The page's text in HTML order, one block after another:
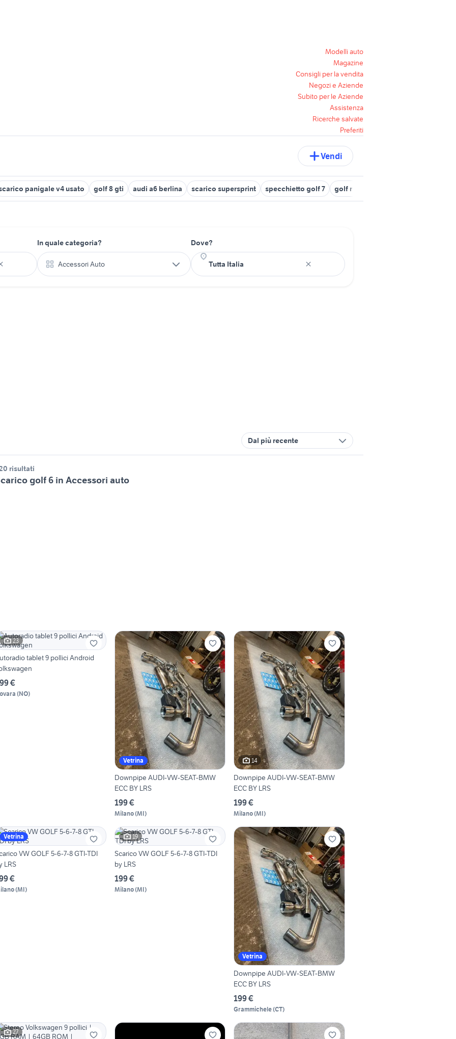
Modelli auto
Magazine
Consigli per la vendita
Negozi e Aziende
Subito per le Aziende
Assistenza
Ricerche salvate
Preferiti
Vendi
panigale v4 usato golf 8 gti audi a6 berlina scarico supersprint specchietto golf 7 golf r 300 cv
In quale categoria?
Accessori Auto
Dove?
Dal più recente
risultati
golf 6 in Accessori auto
23
tablet 9 pollici Android
€
(NO)
Vetrina
Downpipe AUDI-VW-SEAT-BMW
ECC BY LRS
199 €
Milano(MI)
14
Downpipe AUDI-VW-SEAT-BMW
ECC BY LRS
199 €
Milano(MI)
Vetrina
VW GOLF 5-6-7-8 GTI-TDI
LRS
€
(MI)
19
Scarico VW GOLF 5-6-7-8 GTI-TDI
by LRS
199 €
Milano(MI)
Vetrina
Downpipe AUDI-VW-SEAT-BMW
ECC BY LRS
199 €
Grammichele(CT)
27